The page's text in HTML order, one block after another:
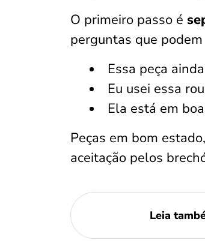
O primeiro passo é
perguntas que
Essa peça
Eu usei essa
Ela está em
Peças em bom
aceitação pelos
Leia